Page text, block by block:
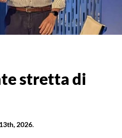
stretta di
2026.